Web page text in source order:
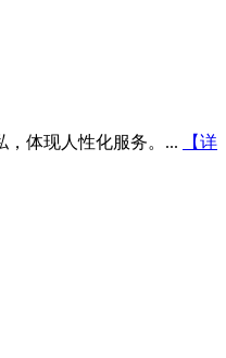
体现人性化服务。...
【详